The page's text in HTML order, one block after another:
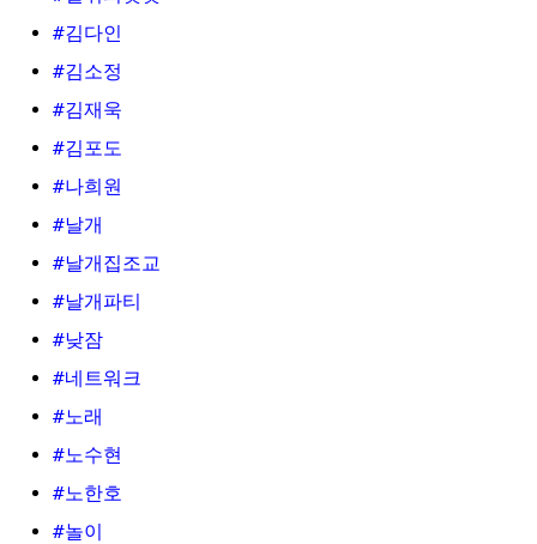
#김다인
#김소정
#김재욱
#김포도
#나희원
#날개
#날개집조교
#날개파티
#낮잠
#네트워크
#노래
#노수현
#노한호
#놀이